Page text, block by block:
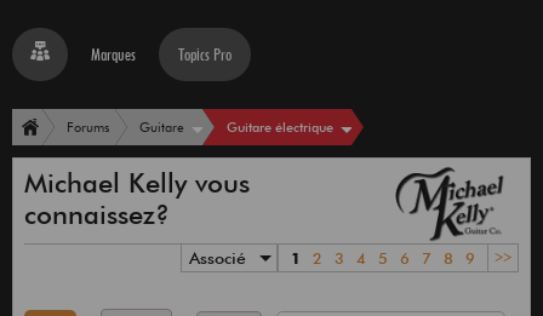
Marques Topics Pro
Forums Guitare Guitare électrique
Michael Kelly vous
connaissez?
Associé 1 2 3 4 5 6 7 8 9 >>